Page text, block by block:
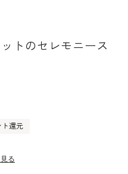
トのセレモニース
還元
る